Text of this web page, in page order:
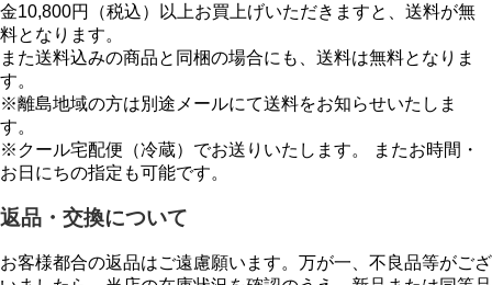
金10,800円（税込）以上お買上げいただきますと、送料が無
料となります。
また送料込みの商品と同梱の場合にも、送料は無料となりま
す。
※離島地域の方は別途メールにて送料をお知らせいたしま
す。
※クール宅配便（冷蔵）でお送りいたします。 またお時間・
お日にちの指定も可能です。
返品・交換について
お客様都合の返品はご遠慮願います。万が一、不良品等がござ